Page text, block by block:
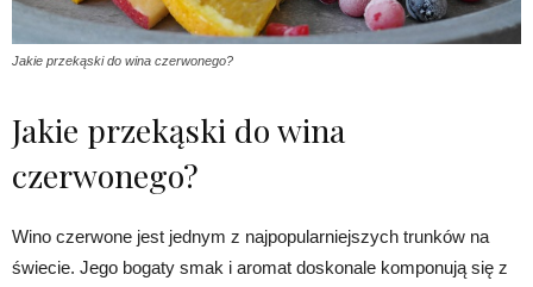
Jakie przekąski do wina czerwonego?
Jakie przekąski do wina
czerwonego?
Wino czerwone jest jednym z najpopularniejszych trunków na
świecie. Jego bogaty smak i aromat doskonale komponują się z